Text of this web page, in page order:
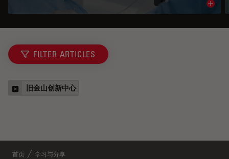
FILTER ARTICLES
旧金山创新中心
首页 学习与分享